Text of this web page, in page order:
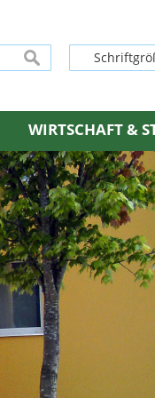
suchen
WIRTSCHAFT &